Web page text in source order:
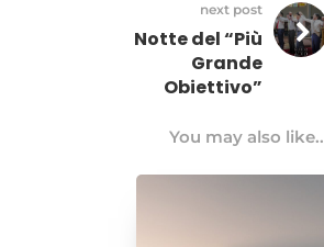
next post
Notte del “Più
Grande
Obiettivo”
You may also like..